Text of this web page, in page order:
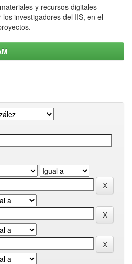
y recursos digitales
investigadores del IIS, en el